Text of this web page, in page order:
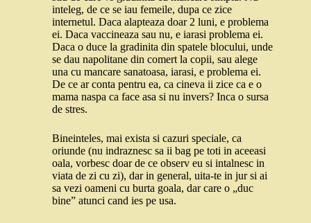
inteleg, de ce se iau femeile, dupa ce zice
internetul. Daca alapteaza doar 2 luni, e problema
ei. Daca vaccineaza sau nu, e iarasi problema ei.
Daca o duce la gradinita din spatele blocului, unde
se dau napolitane din comert la copii, sau alege
una cu mancare sanatoasa, iarasi, e problema ei.
De ce ar conta pentru ea, ca cineva ii zice ca e o
mama naspa ca face asa si nu invers? Inca o sursa
de stres.
Bineinteles, mai exista si cazuri speciale, ca
oriunde (nu indraznesc sa ii bag pe toti in aceeasi
oala, vorbesc doar de ce observ eu si intalnesc in
viata de zi cu zi), dar in general, uita-te in jur si ai
sa vezi oameni cu burta goala, dar care o „duc
bine” atunci cand ies pe usa.